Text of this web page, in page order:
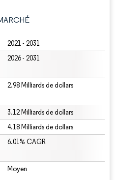
2021 - 2031
2026 - 2031
2.98 Milliards de dollars
3.12 Milliards de dollars
4.18 Milliards de dollars
6.01% CAGR
Moyen